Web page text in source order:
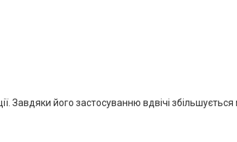
його застосуванню вдвічі збільшується